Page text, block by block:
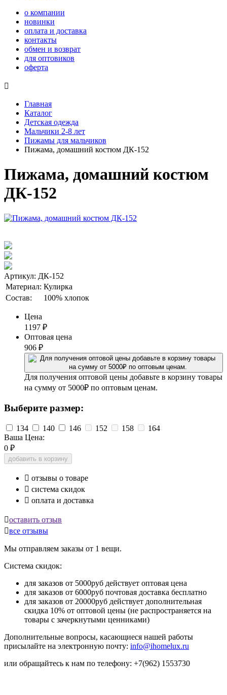
о компании
новинки
оплата и доставка
контакты
обмен и возврат
для оптовиков
оферта

Главная
Каталог
Детская одежда
Мальчики 2-8 лет
Пижамы для мальчиков
Пижама, домашний костюм ДК-152
Пижама, домашний костюм
ДК-152
Артикул: ДК-152
Материал: Кулирка
Состав:
100% хлопок
Цена
1197 ₽
Оптовая цена
906 ₽
Для получения оптовой цены добавьте в корзину товары
на сумму от 5000₽ по оптовым ценам.
Выберите размер:
134 140 146 152 158
164
Ваша Цена:
0 ₽
добавить в корзину
 отзывы о товаре
 система скидок
 оплата и доставка
оставить отзыв
все отзывы
Мы отправляем заказы от 1 вещи.
Система скидок:
для заказов от 5000руб действует оптовая цена
для заказов от 6000руб почтовая доставка бесплатно
для заказов от 20000руб действует дополнительная
скидка 10% от оптовой цены (не распространяется на
товары с зачеркнутыми ценниками)
Дополнительные вопросы, касающиеся нашей работы
присылайте на электронную почту: info@ihomelux.ru
или обращайтесь к нам по телефону: +7(962) 1553730